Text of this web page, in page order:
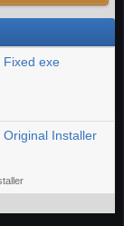
Fixed exe
Installer